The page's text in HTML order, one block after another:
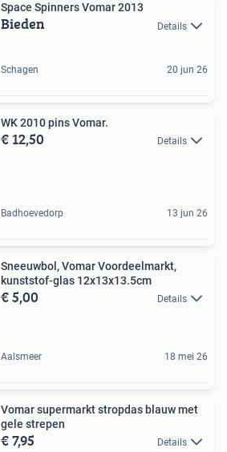
Space Spinners Vomar 2013
Bieden Details
Schagen 20 jun 26
WK 2010 pins Vomar.
€ 12,50 Details
Badhoevedorp 13 jun 26
Sneeuwbol, Vomar Voordeelmarkt,
kunststof-glas 12x13x13.5cm
€ 5,00 Details
Aalsmeer 18 mei 26
Vomar supermarkt stropdas blauw met
gele strepen
€ 7,95 Details